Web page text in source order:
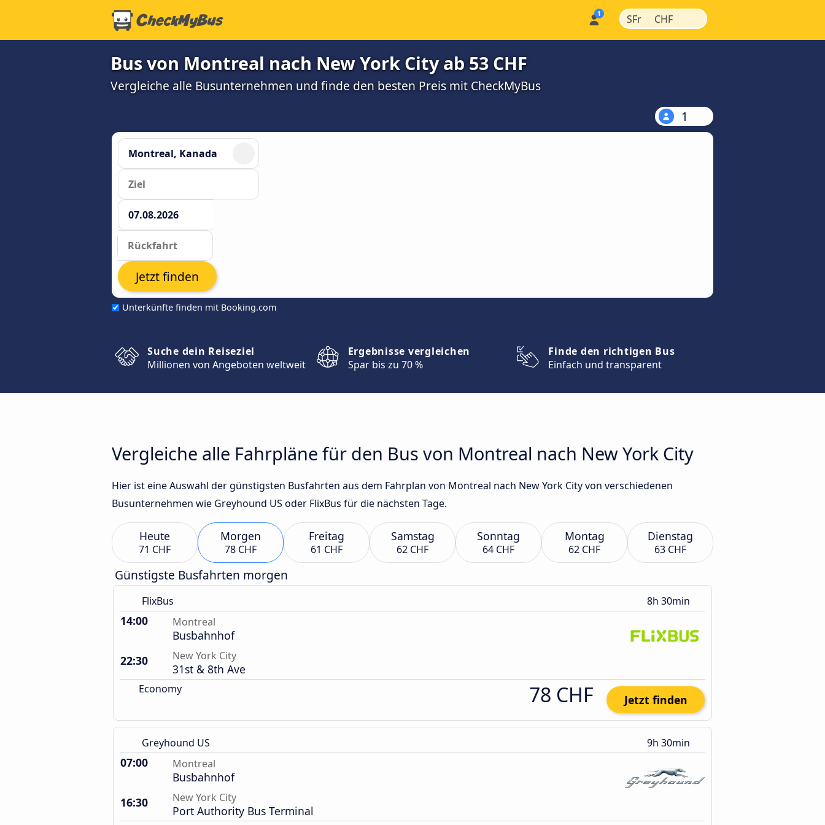
SFr | CHF |
Bus von Montreal nach New York City ab 53 CHF
Vergleiche alle Busunternehmen und finde den besten Preis mit CheckMyBus
1
Unterkünfte finden mit Booking.com
Jetzt finden
Suche dein Reiseziel
Millionen von Angeboten weltweit
Ergebnisse vergleichen
Spar bis zu 70 %
Finde den richtigen Bus
Einfach und transparent
Vergleiche alle Fahrpläne für den Bus von Montreal nach New York City
Hier ist eine Auswahl der günstigsten Busfahrten aus dem Fahrplan von Montreal nach New York City von verschiedenen
Busunternehmen wie Greyhound US oder FlixBus für die nächsten Tage.
Heute
71 CHF
Morgen
78 CHF
Freitag
61 CHF
Samstag
62 CHF
Sonntag
64 CHF
Montag
62 CHF
Dienstag
63 CHF
Günstigste Busfahrten morgen
FlixBus 8h 30min
14:00 Montreal
Busbahnhof
22:30
New York City
31st & 8th Ave
Economy 78 CHF Jetzt finden
Greyhound US 9h 30min
07:00 Montreal
Busbahnhof
16:30
New York City
Port Authority Bus Terminal